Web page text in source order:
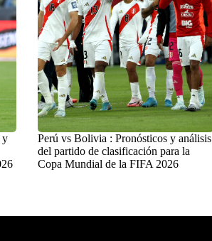
y
Perú vs Bolivia : Pronósticos y análisis
del partido de clasificación para la
Copa Mundial de la FIFA 2026